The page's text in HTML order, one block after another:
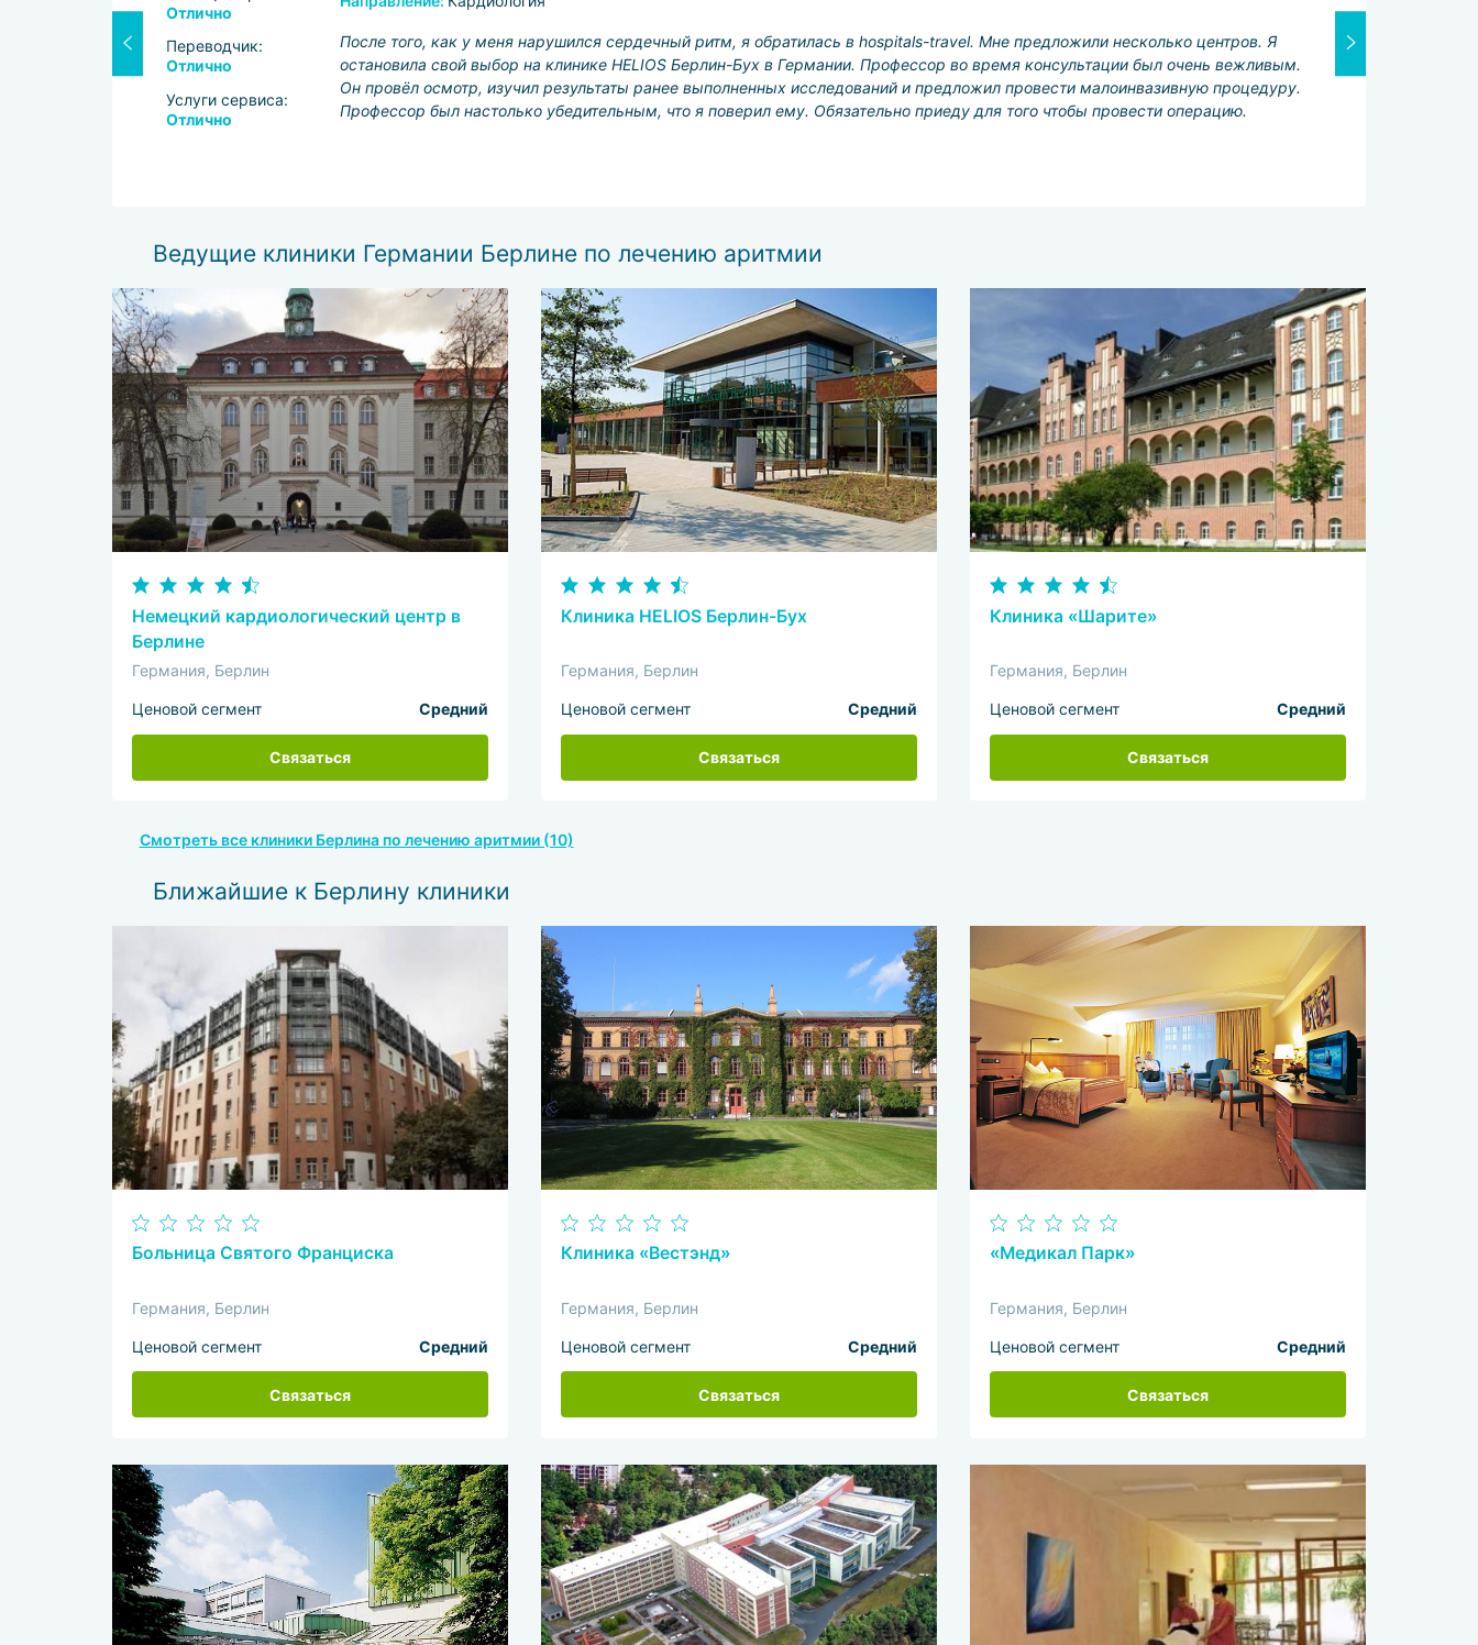
Отлично
Переводчик:
Отлично
Услуги сервиса:
Отлично
После того, как у меня нарушился сердечный ритм, я обратилась в hospitals-travel. Мне предложили несколько центров. Я
остановила свой выбор на клинике HELIOS Берлин-Бух в Германии. Профессор во время консультации был очень вежливым.
Он провёл осмотр, изучил результаты ранее выполненных исследований и предложил провести малоинвазивную процедуру.
Профессор был настолько убедительным, что я поверил ему. Обязательно приеду для того чтобы провести операцию.
Ведущие клиники Германии Берлине по лечению аритмии
Немецкий кардиологический центр в
Берлине
Германия, Берлин
Ценовой сегмент Средний
Связаться
Клиника HELIOS Берлин-Бух
Германия, Берлин
Ценовой сегмент Средний
Связаться
Клиника «Шарите»
Германия, Берлин
Ценовой сегмент Средний
Связаться
Смотреть все клиники Берлина по лечению аритмии (10)
Ближайшие к Берлину клиники
Больница Святого Франциска
Германия, Берлин
Ценовой сегмент Средний
Связаться
Клиника «Вестэнд»
Германия, Берлин
Ценовой сегмент Средний
Связаться
«Медикал Парк»
Германия, Берлин
Ценовой сегмент Средний
Связаться